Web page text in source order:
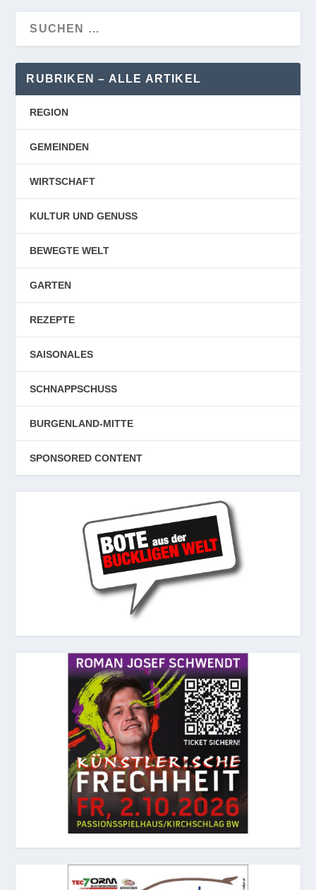
RUBRIKEN – ALLE ARTIKEL
REGION
GEMEINDEN
WIRTSCHAFT
KULTUR UND GENUSS
BEWEGTE WELT
GARTEN
REZEPTE
SAISONALES
SCHNAPPSCHUSS
BURGENLAND-MITTE
SPONSORED CONTENT